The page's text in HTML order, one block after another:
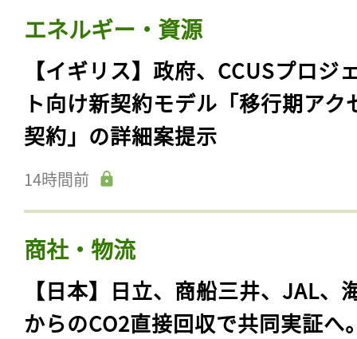
エネルギー・資源
【イギリス】政府、CCUSプロジ
ト向け新契約モデル「移行期アク
契約」の詳細案提示
14時間前
商社・物流
【日本】日立、商船三井、JAL、
からのCO2直接回収で共同実証へ